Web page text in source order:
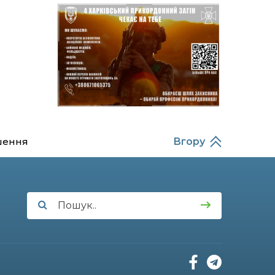
підрозділ чи бригаду –
навіть думки не було»
20:36
22 лип
Нова кав’ярня в Сумах: як
родина військового з
Краснопілля відкрила
«Лев каву» за грантові
кошти (ВІДЕО)
Олександра Кичаня
11:28
21 лип
На щиті повертається
Вгору